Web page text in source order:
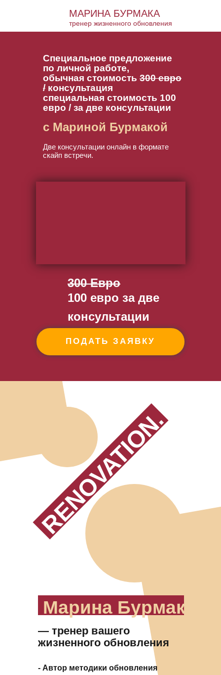
Специальное предложение
по личной работе,
обычная стоимость 300 евро
/ консультация
специальная стоимость 100
евро / за две консультации
Две консультации онлайн в формате
скайп встречи.
ПОДАТЬ ЗАЯВКУ
с Мариной Бурмакой
МАРИНА БУРМАКА
тренер жизненного обновления
100 евро за две
консультации
300 Евро
Марина Бурмака
RENOVATION.
- Автор методики обновления
— тренер вашего
жизненного обновления